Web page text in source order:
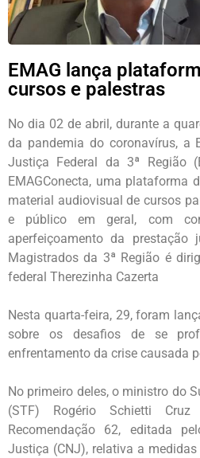
EMAG lança
cursos e palestras
No dia 02 de abril, durante a
da pandemia do coronavírus, a
Justiça Federal da 3ª Região
EMAGConecta, uma plataforma
material audiovisual de cursos
e público em geral, com
aperfeiçoamento da prestação
Magistrados da 3ª Região é
federal Therezinha Cazerta
Nesta quarta-feira, 29, foram
sobre os desafios de se
enfrentamento da crise causada
No primeiro deles, o ministro do
(STF) Rogério Schietti
Recomendação 62, editada
Justiça (CNJ), relativa a